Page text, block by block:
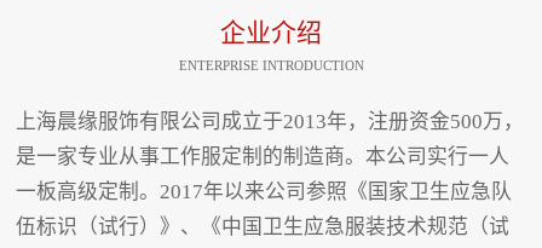
企业介绍
ENTERPRISE INTRODUCTION
上海晨缘服饰有限公司成立于2013年，注册资金500万，
是一家专业从事工作服定制的制造商。本公司实行一人
一板高级定制。2017年以来公司参照《国家卫生应急队
伍标识（试行）》、《中国卫生应急服装技术规范（试